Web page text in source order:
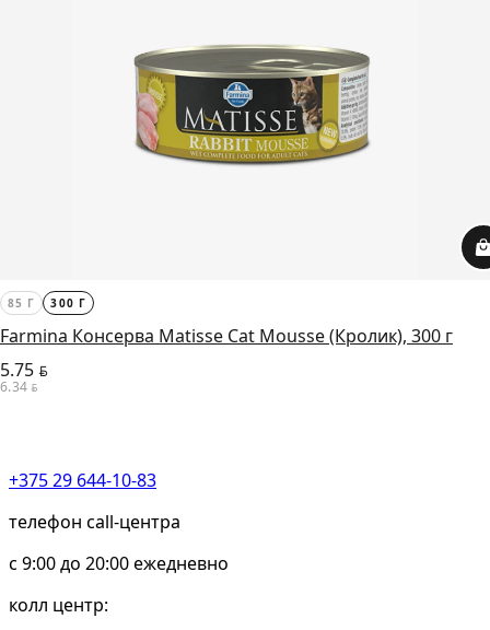
85 Г 300 Г
Farmina Консерва Matisse Cat Mousse (Кролик), 300 г
5.75 BYN
6.34 BYN
+375 29 644-10-83
телефон call-центра
c 9:00 до 20:00 ежедневно
колл центр: